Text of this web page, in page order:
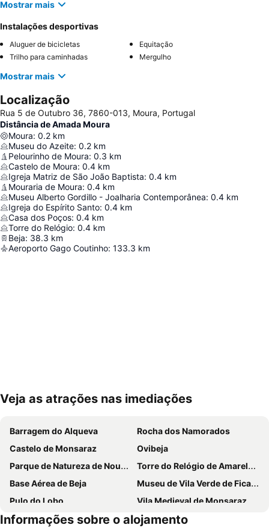
Mostrar mais
Instalações desportivas
Aluguer de bicicletas
Equitação
Trilho para caminhadas
Mergulho
Mostrar mais
Localização
Rua 5 de Outubro 36, 7860-013, Moura, Portugal
Distância de Amada Moura
Moura: 0.2 km
Museu do Azeite: 0.2 km
Pelourinho de Moura: 0.3 km
Castelo de Moura: 0.4 km
Igreja Matriz de São João Baptista: 0.4 km
Mouraria de Moura: 0.4 km
Museu Alberto Gordillo - Joalharia Contemporânea: 0.4 km
Igreja do Espírito Santo: 0.4 km
Casa dos Poços: 0.4 km
Torre do Relógio: 0.4 km
Beja: 38.3 km
Aeroporto Gago Coutinho: 133.3 km
Ampliar mapa
Veja as atrações nas imediações
Barragem do Alqueva
Rocha dos Namorados
Castelo de Monsaraz
Ovibeja
Parque de Natureza de Noudar
Torre do Relógio de Amareleja
Base Aérea de Beja
Museu de Vila Verde de Ficalho
Pulo do Lobo
Vila Medieval de Monsaraz
Castelo de Beja
Parque da Cidade de Beja
Informações sobre o alojamento